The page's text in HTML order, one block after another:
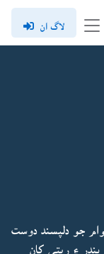
لاگ ان
جو دلپسند دوست
۽ ريتي کان